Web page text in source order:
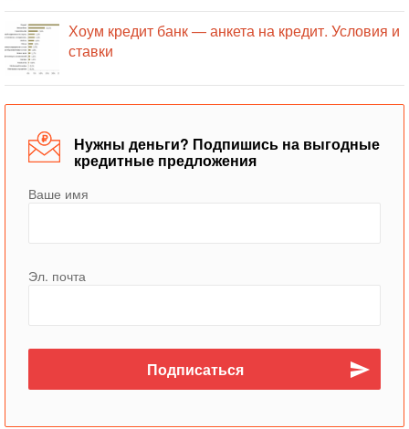
Хоум кредит банк — анкета на кредит. Условия и
ставки
Нужны деньги? Подпишись на выгодные
кредитные предложения
Ваше имя
Эл. почта